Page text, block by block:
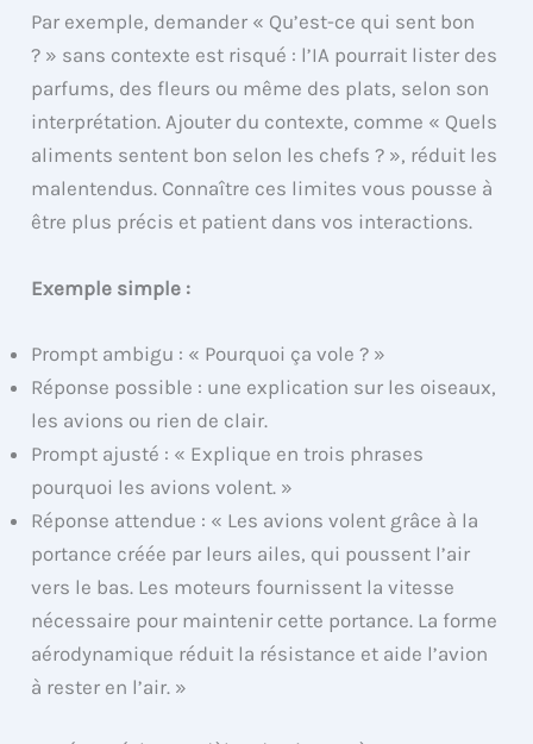
Par exemple, demander « Qu’est-ce qui sent bon
? » sans contexte est risqué : l’IA pourrait lister des
parfums, des fleurs ou même des plats, selon son
interprétation. Ajouter du contexte, comme « Quels
aliments sentent bon selon les chefs ? », réduit les
malentendus. Connaître ces limites vous pousse à
être plus précis et patient dans vos interactions.
Exemple simple :
Prompt ambigu : « Pourquoi ça vole ? »
Réponse possible : une explication sur les oiseaux,
les avions ou rien de clair.
Prompt ajusté : « Explique en trois phrases
pourquoi les avions volent. »
Réponse attendue : « Les avions volent grâce à la
portance créée par leurs ailes, qui poussent l’air
vers le bas. Les moteurs fournissent la vitesse
nécessaire pour maintenir cette portance. La forme
aérodynamique réduit la résistance et aide l’avion
à rester en l’air. »